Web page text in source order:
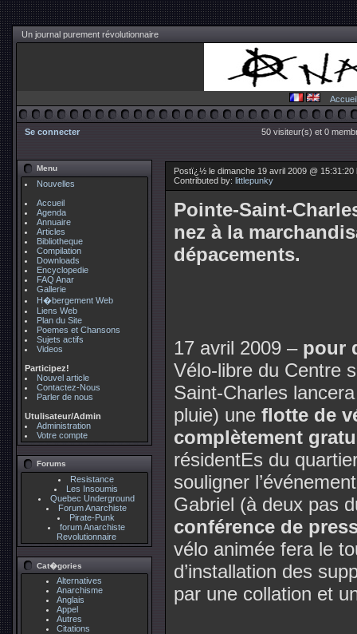
Un journal purement révolutionnaire
Accueil
Se connecter 50 visiteur(s) et 0
Menu
Nouvelles
Accueil
Agenda
Annuaire
Articles
Bibliotheque
Compilation
Downloads
Encyclopedie
FAQ Anar
Gallerie
H�bergement Web
Liens Web
Plan du Site
Poemes et Chansons
Sujets actifs
Videos
Participez!
Nouvel article
Contactez-Nous
Parler de nous
Utulisateur/Admin
Administration
Votre compte
Forums
Resistance
Les Insoumis
Quebec Underground
Forum Anarchiste
Pirate-Punk
forum Anarchiste
Revolutionnaire
Cat�gories
Alternatives
Anarchisme
Anglais
Appel
Autres
Citations
Postï¿½ le dimanche 19 avril 2009 @ 15:31:20
Contributed by: littlepunky
Pointe-Saint-
nez à la
dépacements.
17 avril 2009 – pour
Vélo-libre du Centre
Saint-Charles
pluie) une flotte de
complètement
résidentEs du
souligner
Gabriel (à deux pas
conférence de
vélo animée fera le
d’installation des
par une collation et